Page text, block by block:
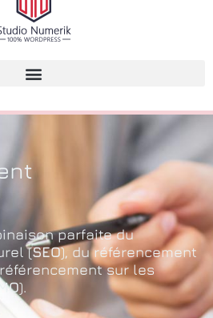
parfaite du
(SEO), du référencement
sur les
).